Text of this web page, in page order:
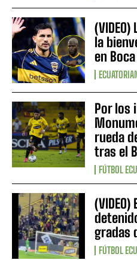
la
en
Por los
rueda
tras el
FÚTBOL
gradas
FÚTBOL